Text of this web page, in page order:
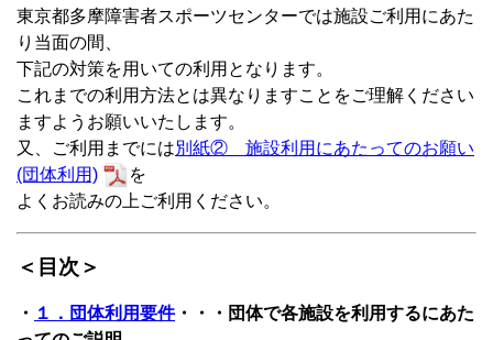
東京都多摩障害者スポーツセンターでは施設ご利用にあた
り当面の間、
下記の対策を用いての利用となります。
これまでの利用方法とは異なりますことをご理解ください
ますようお願いいたします。
又、ご利用までには別紙② 施設利用にあたってのお願い
(団体利用)
を
よくお読みの上ご利用ください。
＜目次＞
・ １．団体利用要件・・・団体で各施設を利用するにあた